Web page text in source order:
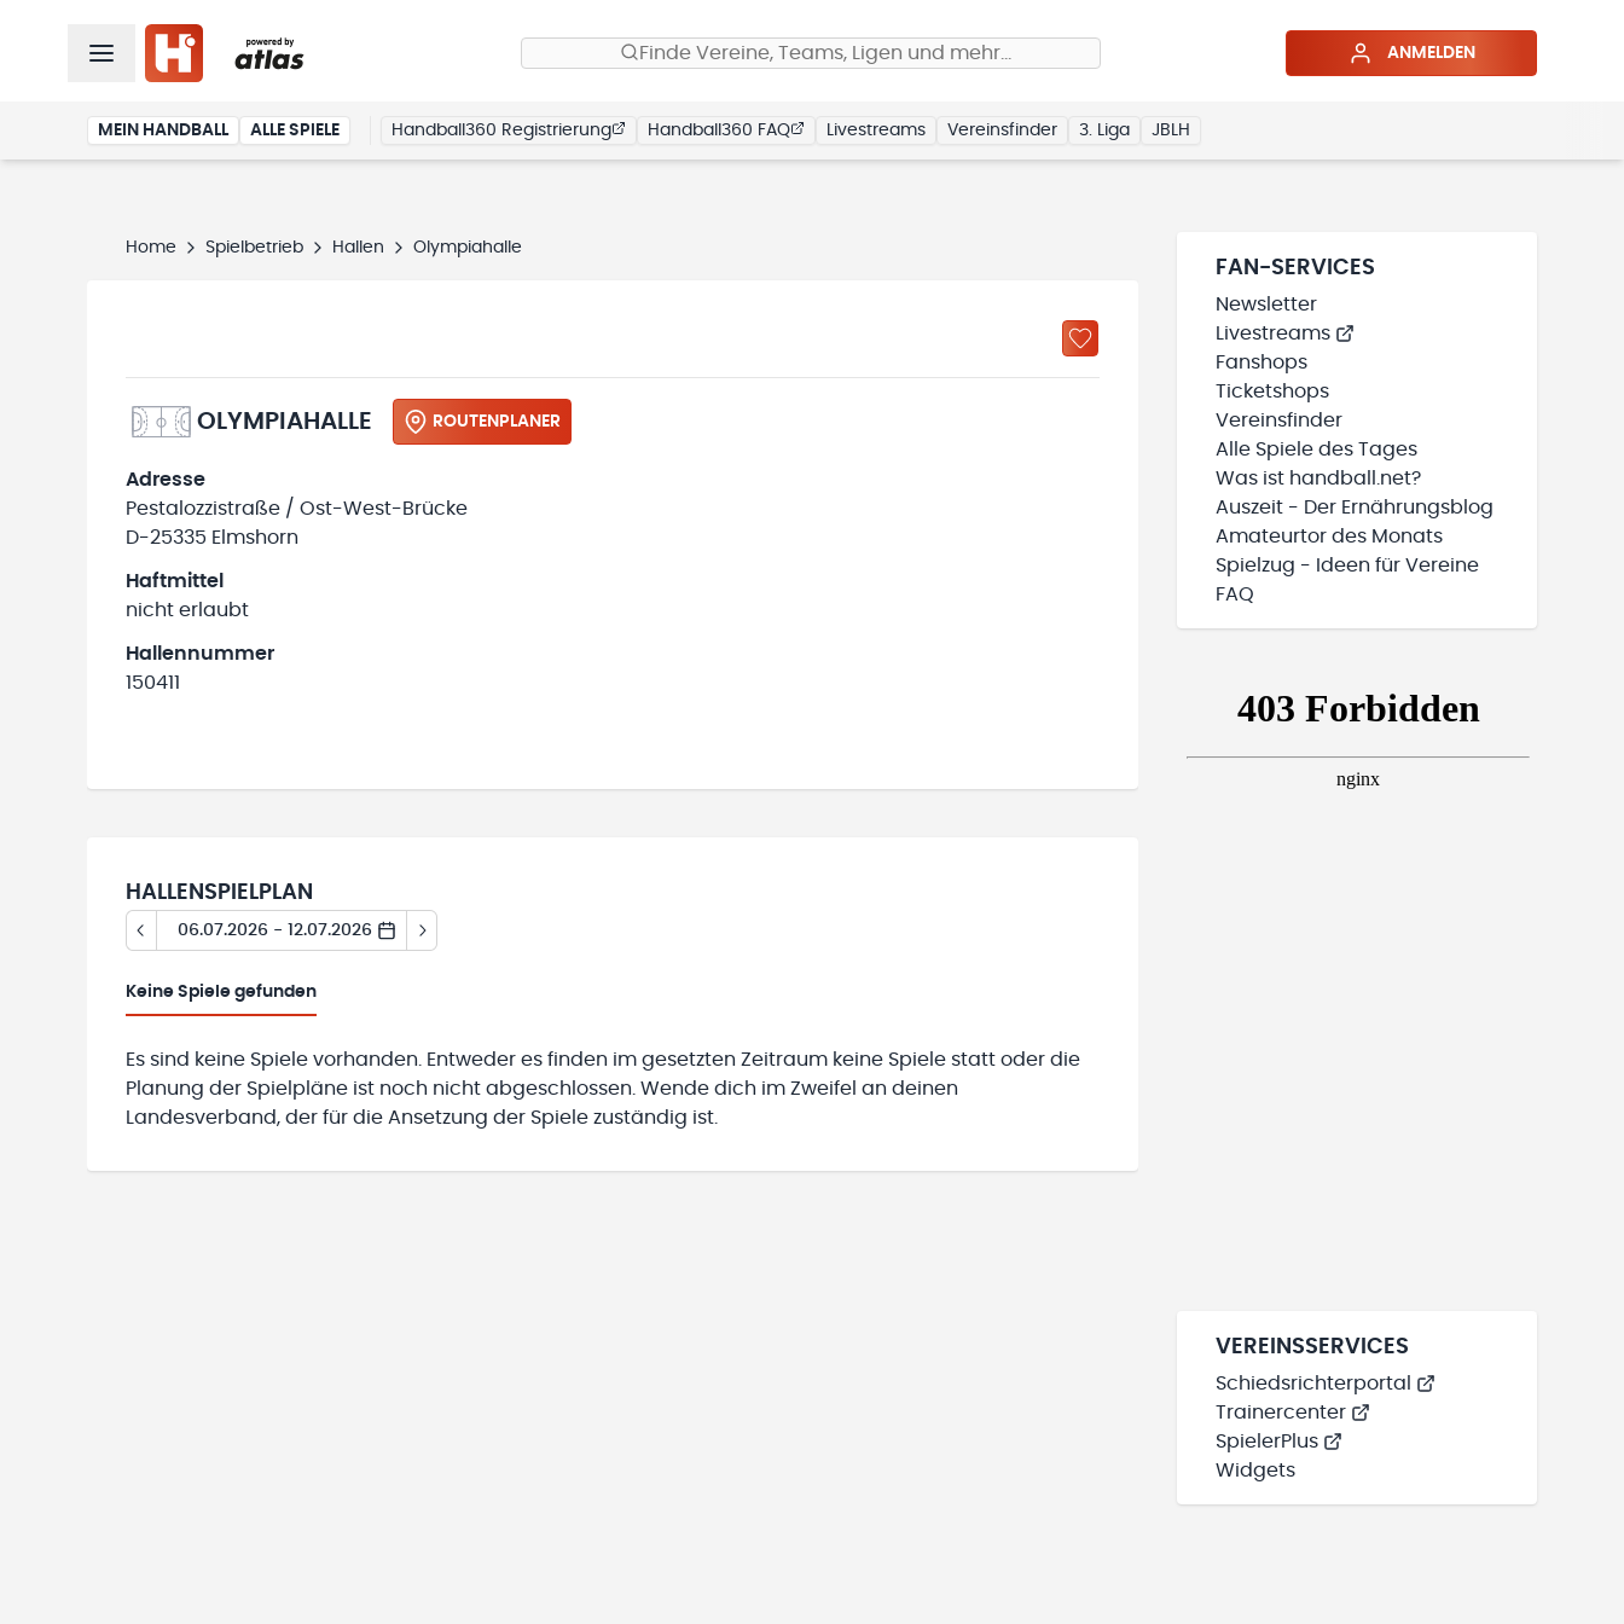
Finde Vereine, Teams, Ligen und mehr… ANMELDEN
MEIN HANDBALL ALLE SPIELE Handball360 Registrierung Handball360 FAQ Livestreams Vereinsfinder 3. Liga JBLH
Home Spielbetrieb Hallen Olympiahalle
OLYMPIAHALLE ROUTENPLANER
Adresse
Pestalozzistraße / Ost-West-Brücke
D-25335 Elmshorn
Haftmittel
nicht erlaubt
Hallennummer
150411
HALLENSPIELPLAN
06.07.2026 - 12.07.2026
Keine Spiele gefunden
Es sind keine Spiele vorhanden. Entweder es finden im gesetzten Zeitraum keine Spiele statt oder die
Planung der Spielpläne ist noch nicht abgeschlossen. Wende dich im Zweifel an deinen
Landesverband, der für die Ansetzung der Spiele zuständig ist.
FAN-SERVICES
Newsletter
Livestreams
Fanshops
Ticketshops
Vereinsfinder
Alle Spiele des Tages
Was ist handball.net?
Auszeit - Der Ernährungsblog
Amateurtor des Monats
Spielzug - Ideen für Vereine
FAQ
VEREINSSERVICES
Schiedsrichterportal
Trainercenter
SpielerPlus
Widgets